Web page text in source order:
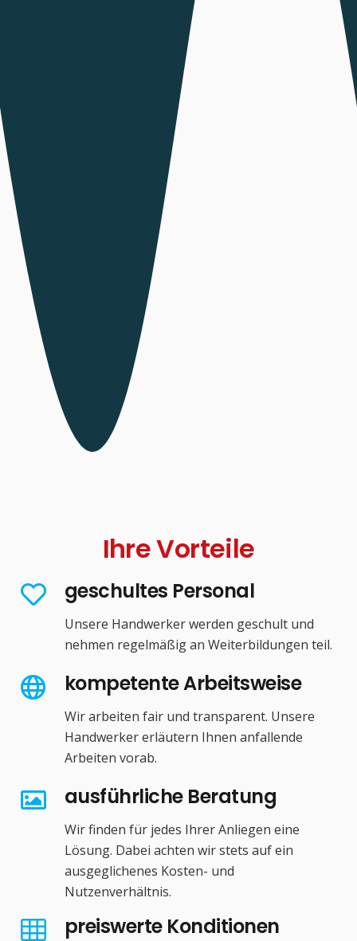
Ihre Vorteile
geschultes Personal
Unsere Handwerker werden geschult und
nehmen regelmäßig an Weiterbildungen teil.
kompetente Arbeitsweise
Wir arbeiten fair und transparent. Unsere
Handwerker erläutern Ihnen anfallende
Arbeiten vorab.
ausführliche Beratung
Wir finden für jedes Ihrer Anliegen eine
Lösung. Dabei achten wir stets auf ein
ausgeglichenes Kosten- und
Nutzenverhältnis.
preiswerte Konditionen